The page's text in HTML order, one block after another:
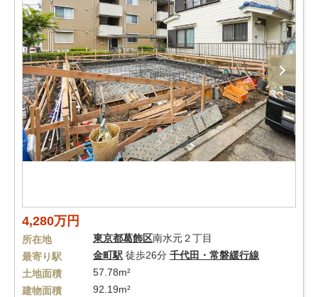
4,280万円
所在地 東京都葛飾区南水元２丁目
最寄り駅
金町駅 徒歩26分 千代田・常磐緩行線
土地面積
57.78m²
建物面積
92.19m²